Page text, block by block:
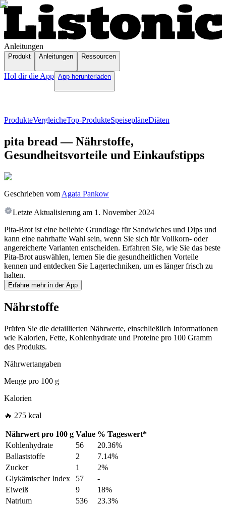
Anleitungen
Produkt Anleitungen Ressourcen
Hol dir die App App herunterladen
ProdukteVergleicheTop-ProdukteSpeisepläneDiäten
pita bread — Nährstoffe,
Gesundheitsvorteile und Einkaufstipps
Geschrieben vom Agata Pankow
Letzte Aktualisierung am 1. November 2024
Pita-Brot ist eine beliebte Grundlage für Sandwiches und Dips und
kann eine nahrhafte Wahl sein, wenn Sie sich für Vollkorn- oder
angereicherte Varianten entscheiden. Erfahren Sie, wie Sie das beste
Pita-Brot auswählen, lernen Sie die gesundheitlichen Vorteile
kennen und entdecken Sie Lagertechniken, um es länger frisch zu
halten.
Erfahre mehr in der App
Nährstoffe
Prüfen Sie die detaillierten Nährwerte, einschließlich Informationen
wie Kalorien, Fette, Kohlenhydrate und Proteine pro 100 Gramm
des Produkts.
Nährwertangaben
Menge pro 100 g
Kalorien
🔥 275 kcal
Nährwert pro 100 g Value % Tageswert*
Kohlenhydrate
56
20.36%
Ballaststoffe
2
7.14%
Zucker
1
2%
Glykämischer Index
57
-
Eiweiß
9
18%
Natrium
536
23.3%